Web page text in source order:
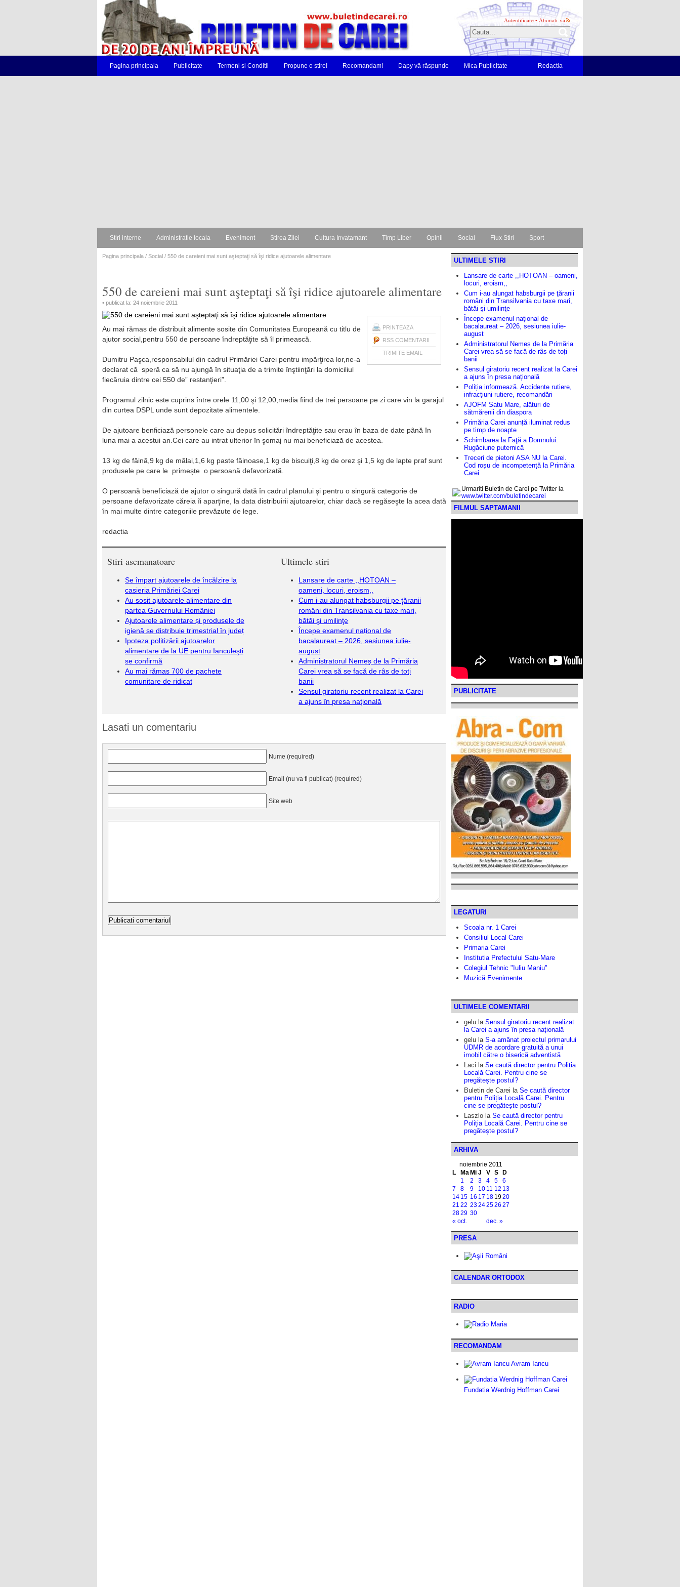
Autentificare • Abonati-va
Pagina principala Publicitate Termeni si Conditii Propune o stire! Recomandam! Dapy vă răspunde Mica Publicitate Redactia
Stiri interne Administratie locala Eveniment Stirea Zilei Cultura Invatamant Timp Liber Opinii Social Flux Stiri Sport
Pagina principala / Social / 550 de careieni mai sunt aşteptaţi să îşi ridice ajutoarele alimentare
550 de careieni mai sunt aşteptaţi să îşi ridice ajutoarele alimentare
• publicat la: 24 noiembrie 2011
PRINTEAZA
RSS COMENTARII
TRIMITE EMAIL
Au mai rămas de distribuit alimente sosite din Comunitatea Europeană cu titlu de
ajutor social,pentru 550 de persoane îndreptăţite să îl primească.
Dumitru Paşca,responsabilul din cadrul Primăriei Carei pentru impărţirea lor,ne-a
declarat că speră ca să nu ajungă în situaţia de a trimite înştiinţări la domiciliul
fiecăruia dintre cei 550 de” restanţieri”.
Programul zilnic este cuprins între orele 11,00 şi 12,00,media fiind de trei persoane pe zi care vin la garajul
din curtea DSPL unde sunt depozitate alimentele.
De ajutoare benficiază personele care au depus solicitări îndreptăţite sau erau în baza de date până în
luna mai a acestui an.Cei care au intrat ulterior în şomaj nu mai beneficiază de acestea.
13 kg de făină,9 kg de mălai,1,6 kg paste făinoase,1 kg de biscuiţi,8 kg de orez şi 1,5 kg de lapte praf sunt
produsele pe care le primeşte o persoană defavorizată.
O persoană beneficiază de ajutor o singură dată în cadrul planului şi pentru o singură categorie de
persoane defavorizate căreia îi aparţine, la data distribuirii ajutoarelor, chiar dacă se regăseşte la acea dată
în mai multe dintre categoriile prevăzute de lege.
redactia
Stiri asemanatoare
Se împart ajutoarele de încălzire la
casieria Primăriei Carei
Au sosit ajutoarele alimentare din
partea Guvernului României
Ajutoarele alimentare și produsele de
igienă se distribuie trimestrial în județ
Ipoteza politizării ajutoarelor
alimentare de la UE pentru Ianculeşti
se confirmă
Au mai rămas 700 de pachete
comunitare de ridicat
Ultimele stiri
Lansare de carte ,,HOTOAN –
oameni, locuri, eroism,,
Cum i-au alungat habsburgii pe ţăranii
români din Transilvania cu taxe mari,
bătăi şi umilinţe
Începe examenul național de
bacalaureat – 2026, sesiunea iulie-
august
Administratorul Nemeș de la Primăria
Carei vrea să se facă de râs de toți
banii
Sensul giratoriu recent realizat la Carei
a ajuns în presa națională
Lasati un comentariu
Nume (required)
Email (nu va fi publicat) (required)
Site web
ULTIMELE STIRI
Lansare de carte ,,HOTOAN – oameni,
locuri, eroism,,
Cum i-au alungat habsburgii pe ţăranii
români din Transilvania cu taxe mari,
bătăi şi umilinţe
Începe examenul național de
bacalaureat – 2026, sesiunea iulie-
august
Administratorul Nemeș de la Primăria
Carei vrea să se facă de râs de toți
banii
Sensul giratoriu recent realizat la Carei
a ajuns în presa națională
Poliția informează. Accidente rutiere,
infracțiuni rutiere, recomandări
AJOFM Satu Mare, alături de
sătmărenii din diaspora
Primăria Carei anunță iluminat redus
pe timp de noapte
Schimbarea la Faţă a Domnului.
Rugăciune puternică
Treceri de pietoni AȘA NU la Carei.
Cod roșu de incompetență la Primăria
Carei
Urmariti Buletin de Carei pe Twitter la
www.twitter.com/buletindecarei
FILMUL SAPTAMANII
PUBLICITATE
LEGATURI
Scoala nr. 1 Carei
Consiliul Local Carei
Primaria Carei
Institutia Prefectului Satu-Mare
Colegiul Tehnic "Iuliu Maniu"
Muzică Evenimente
ULTIMELE COMENTARII
gelu la Sensul giratoriu recent realizat
la Carei a ajuns în presa națională
gelu la S-a amânat proiectul primarului
UDMR de acordare gratuită a unui
imobil către o biserică adventistă
Laci la Se caută director pentru Poliția
Locală Carei. Pentru cine se
pregătește postul?
Buletin de Carei la Se caută director
pentru Poliția Locală Carei. Pentru
cine se pregătește postul?
Laszlo la Se caută director pentru
Poliția Locală Carei. Pentru cine se
pregătește postul?
ARHIVA
noiembrie 2011
L
Ma Mi J V S D
« oct. dec. »
1 2 3 4 5
6
7
8 9 10 11 12 13
14 15 16 17 18 1920
21 22 23242526 27
2829 30
PRESA
CALENDAR ORTODOX
RADIO
RECOMANDAM
Avram Iancu
Fundatia Werdnig Hoffman Carei